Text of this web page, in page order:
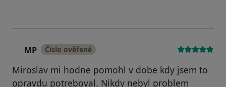
MP Číslo ověřené
Miroslav mi hodne pomohl v dobe kdy jsem to
opravdu potreboval. Nikdy nebyl problem